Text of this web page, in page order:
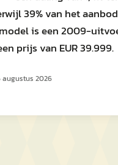
39% van het
is een 2009-
prijs van EUR 39.999.
augustus 2026